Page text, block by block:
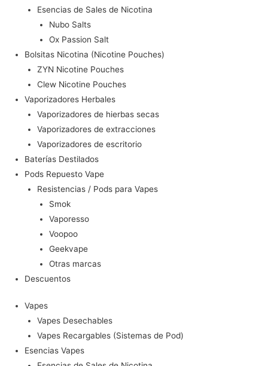
Esencias de Sales de Nicotina
Nubo Salts
Ox Passion Salt
Bolsitas Nicotina (Nicotine Pouches)
ZYN Nicotine Pouches
Clew Nicotine Pouches
Vaporizadores Herbales
Vaporizadores de hierbas secas
Vaporizadores de extracciones
Vaporizadores de escritorio
Baterías Destilados
Pods Repuesto Vape
Resistencias / Pods para Vapes
Smok
Vaporesso
Voopoo
Geekvape
Otras marcas
Descuentos
Vapes
Vapes Desechables
Vapes Recargables (Sistemas de Pod)
Esencias Vapes